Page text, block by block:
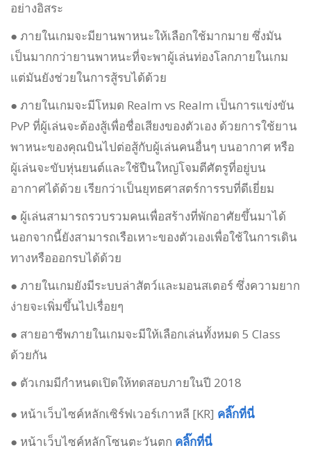
อย่างอิสระ
● ภายในเกมจะมียานพาหนะให้เลือกใช้มากมาย ซึ่งมัน
เป็นมากกว่ายานพาหนะที่จะพาผู้เล่นท่องโลกภายในเกม
แต่มันยังช่วยในการสู้รบได้ด้วย
● ภายในเกมจะมีโหมด Realm vs Realm เป็นการแข่งขัน
PvP ที่ผู้เล่นจะต้องสู้เพื่อชื่อเสียงของตัวเอง ด้วยการใช้ยาน
พาหนะของคุณบินไปต่อสู้กับผู้เล่นคนอื่นๆ บนอากาศ หรือ
ผู้เล่นจะขับหุ่นยนต์และใช้ปืนใหญ่โจมตีศัตรูที่อยู่บน
อากาศได้ด้วย เรียกว่าเป็นยุทธศาสตร์การรบที่ดีเยี่ยม
● ผู้เล่นสามารถรวบรวมคนเพื่อสร้างที่พักอาศัยขึ้นมาได้
นอกจากนี้ยังสามารถเรือเหาะของตัวเองเพื่อใช้ในการเดิน
ทางหรือออกรบได้ด้วย
● ภายในเกมยังมีระบบล่าสัตว์และมอนสเตอร์ ซึ่งความยาก
ง่ายจะเพิ่มขึ้นไปเรื่อยๆ
● สายอาชีพภายในเกมจะมีให้เลือกเล่นทั้งหมด 5 Class
ด้วยกัน
● ตัวเกมมีกำหนดเปิดให้ทดสอบภายในปี 2018
● หน้าเว็บไซค์หลักเซิร์ฟเวอร์เกาหลี [KR] คลิ๊กที่นี่
● หน้าเว็บไซค์หลักโซนตะวันตก คลิ๊กที่นี่